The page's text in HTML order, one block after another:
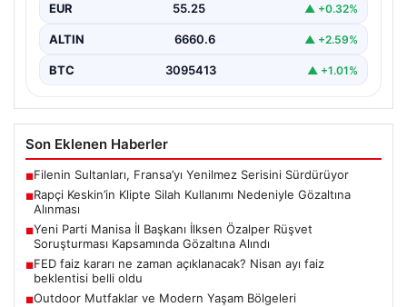
EUR 55.25 ▲ +0.32%
ALTIN 6660.6 ▲ +2.59%
BTC 3095413 ▲ +1.01%
Son Eklenen Haberler
■Filenin Sultanları, Fransa’yı Yenilmez Serisini Sürdürüyor
■Rapçi Keskin’in Klipte Silah Kullanımı Nedeniyle Gözaltına
Alınması
■Yeni Parti Manisa İl Başkanı İlksen Özalper Rüşvet
Soruşturması Kapsamında Gözaltına Alındı
■FED faiz kararı ne zaman açıklanacak? Nisan ayı faiz
beklentisi belli oldu
■Outdoor Mutfaklar ve Modern Yaşam Bölgeleri